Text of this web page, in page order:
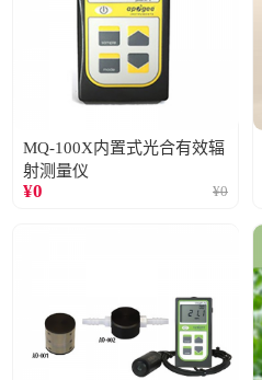
MQ-100X内置式光合有效辐
射测量仪
¥0 ¥0